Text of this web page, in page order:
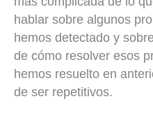
hablar sobre algunos
hemos detectado y
de cómo resolver esos
hemos resuelto en
de ser repetitivos.